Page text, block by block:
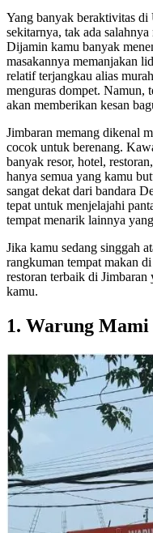
Yang banyak beraktivitas
sekitarnya, tak ada
Dijamin kamu banyak
masakannya memanjakan
relatif terjangkau alias
menguras dompet. Namun,
akan memberikan kesan
Jimbaran memang dikenal
cocok untuk berenang.
banyak resor, hotel,
hanya semua yang kamu
sangat dekat dari bandara
tepat untuk menjelajahi
tempat menarik lainnya
Jika kamu sedang singgah
rangkuman tempat makan
restoran terbaik di
kamu.
1. Warung